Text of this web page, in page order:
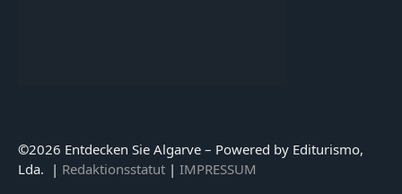
©2026 Entdecken Sie Algarve – Powered by Editurismo,
Lda. | Redaktionsstatut | IMPRESSUM